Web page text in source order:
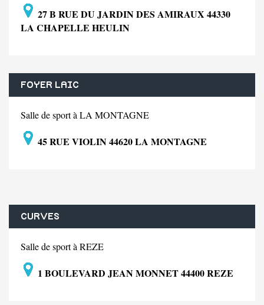
27 B RUE DU JARDIN DES AMIRAUX 44330
LA CHAPELLE HEULIN
FOYER LAIC
Salle de sport à LA MONTAGNE
45 RUE VIOLIN 44620 LA MONTAGNE
CURVES
Salle de sport à REZE
1 BOULEVARD JEAN MONNET 44400 REZE